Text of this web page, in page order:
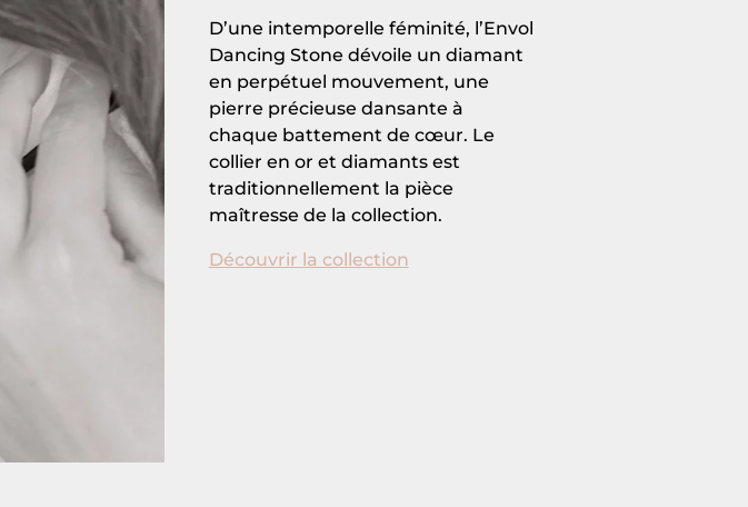
D’une intemporelle féminité, l’Envol
Dancing Stone dévoile un diamant
en perpétuel mouvement, une
pierre précieuse dansante à
chaque battement de cœur. Le
collier en or et diamants est
traditionnellement la pièce
maîtresse de la collection.
Découvrir la collection